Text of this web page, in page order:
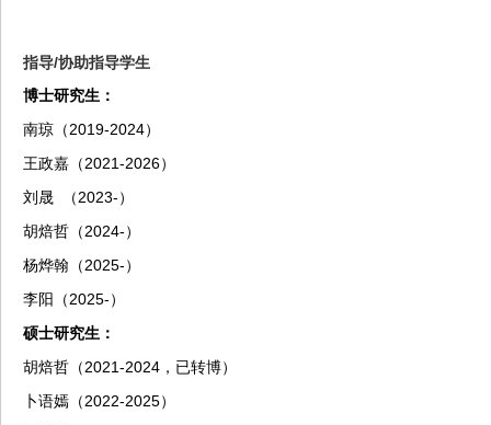
指导/协助指导学生
博士研究生：
南琼 （2019-2024）
王政嘉 （2021-2026）
刘晟 （2023-）
胡焙哲 （2024-）
杨烨翰 （2025-）
李阳 （2025-）
硕士研究生：
胡焙哲 （2021-2024，已转博）
卜语嫣 （2022-2025）